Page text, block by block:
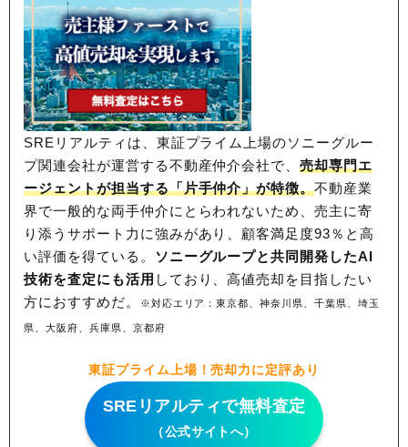
SREリアルティは、東証プライム上場のソニーグルー
プ関連会社が運営する不動産仲介会社で、売却専門エ
ージェントが担当する「片手仲介」が特徴。不動産業
界で一般的な両手仲介にとらわれないため、売主に寄
り添うサポート力に強みがあり、顧客満足度93％と高
い評価を得ている。 ソニーグループと共同開発したAI
技術を査定にも活用 しており、高値売却を目指したい
方におすすめだ。
※対応エリア：東京都、神奈川県、千葉県、埼玉
県、大阪府、兵庫県、京都府
東証プライム上場！売却力に定評あり
SREリアルティで無料査定
（公式サイトへ）